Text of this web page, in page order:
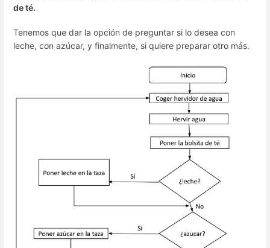
de té.
Tenemos que dar la opción de preguntar si lo desea con
leche, con azúcar, y finalmente, si quiere preparar otro más.